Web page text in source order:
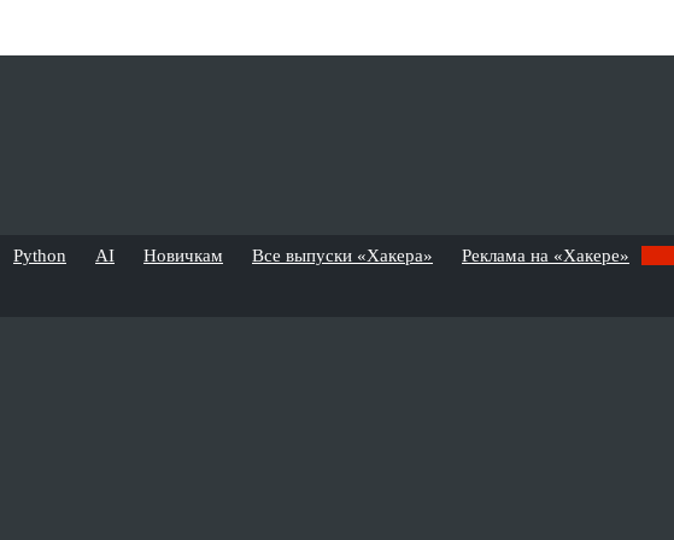
Python AI Новичкам Все выпуски «Хакера» Реклама на «Хакере»